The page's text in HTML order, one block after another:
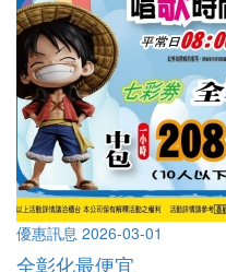
優惠訊息 2026-03-01
全彰化最便宜